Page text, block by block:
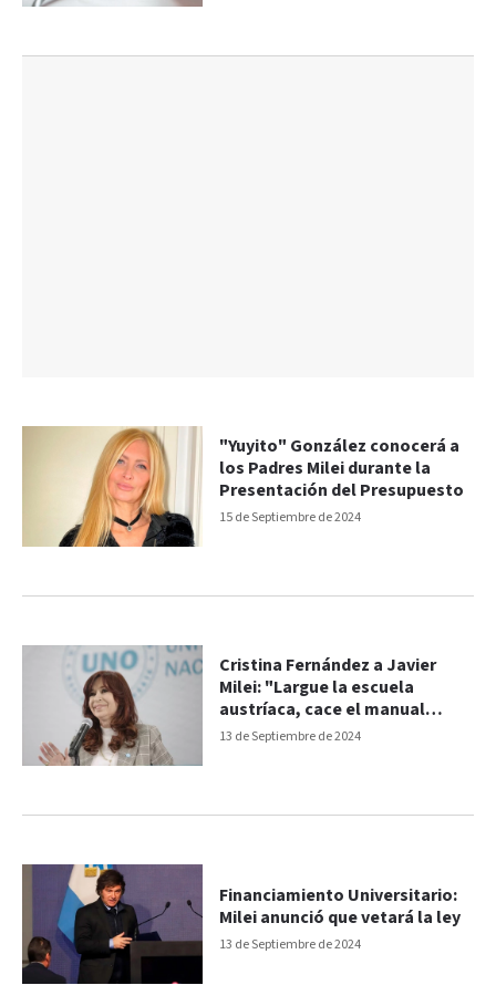
15 de Septiembre de 2024
"Yuyito" González conocerá a
los Padres Milei durante la
Presentación del Presupuesto
13 de Septiembre de 2024
Cristina Fernández a Javier
Milei: "Largue la escuela
austríaca, cace el manual
argentino y administre"
13 de Septiembre de 2024
Financiamiento Universitario:
Milei anunció que vetará la ley